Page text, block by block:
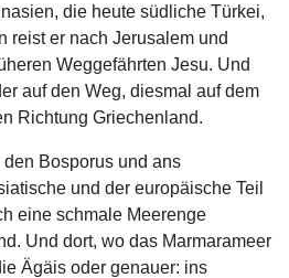
die heute südliche Türkei,
reist er nach Jerusalem und
Weggefährten Jesu. Und
auf den Weg, diesmal auf dem
Richtung Griechenland.
Bosporus und ans
und der europäische Teil
eine schmale Meerenge
Und dort, wo das Marmarameer
Ägäis oder genauer: ins